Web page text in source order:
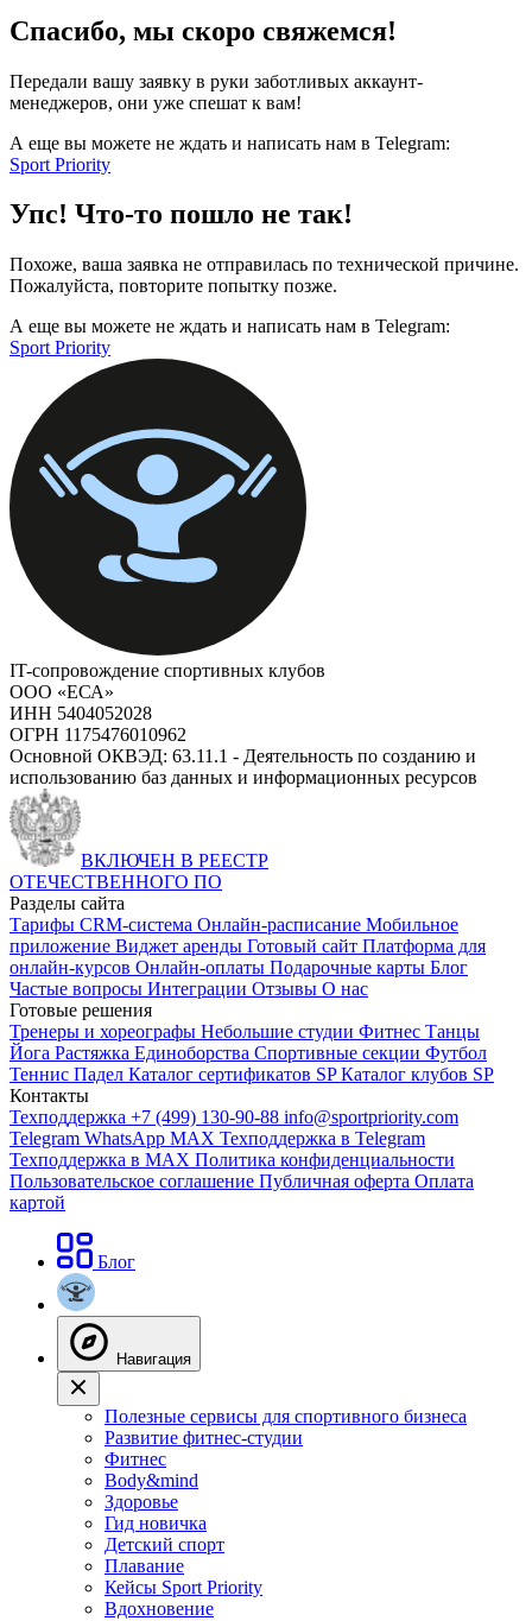
Спасибо, мы скоро свяжемся!
Передали вашу заявку в руки заботливых аккаунт-
менеджеров, они уже спешат к вам!
А еще вы можете не ждать и написать нам в Telegram:
Sport Priority
Упс! Что-то пошло не так!
Похоже, ваша заявка не отправилась по технической причине.
Пожалуйста, повторите попытку позже.
А еще вы можете не ждать и написать нам в Telegram:
Sport Priority
IT-сопровождение спортивных клубов
ООО «ЕСА»
ИНН 5404052028
ОГРН 1175476010962
Основной ОКВЭД: 63.11.1 - Деятельность по созданию и
использованию баз данных и информационных ресурсов
ВКЛЮЧЕН В РЕЕСТР
ОТЕЧЕСТВЕННОГО ПО
Разделы сайта
Тарифы CRM-система Онлайн-расписание Мобильное
приложение Виджет аренды Готовый сайт Платформа для
онлайн-курсов Онлайн-оплаты Подарочные карты Блог
Частые вопросы Интеграции Отзывы О нас
Готовые решения
Тренеры и хореографы Небольшие студии Фитнес Танцы
Йога Растяжка Единоборства Спортивные секции Футбол
Теннис Падел Каталог сертификатов SPКаталог клубов SP
Контакты
Техподдержка +7 (499) 130-90-88 info@sportpriority.com
Telegram WhatsApp MAX Техподдержка в Telegram
Техподдержка в MAX Политика конфиденциальности
Пользовательское соглашение Публичная оферта Оплата
картой
Блог
Навигация
Полезные сервисы для спортивного бизнеса
Развитие фитнес-студии
Фитнес
Body&mind
Здоровье
Гид новичка
Детский спорт
Плавание
Кейсы Sport Priority
Вдохновение